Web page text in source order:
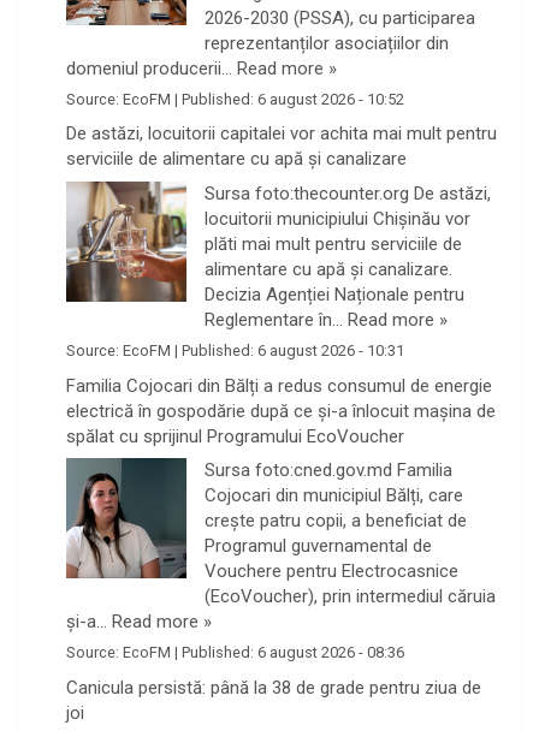
2026-2030 (PSSA), cu participarea
reprezentanților asociațiilor din
domeniul producerii… Read more »
Source: EcoFM | Published: 6 august 2026 - 10:52
De astăzi, locuitorii capitalei vor achita mai mult pentru
serviciile de alimentare cu apă și canalizare
Sursa foto:thecounter.org De astăzi,
locuitorii municipiului Chișinău vor
plăti mai mult pentru serviciile de
alimentare cu apă și canalizare.
Decizia Agenției Naționale pentru
Reglementare în… Read more »
Source: EcoFM | Published: 6 august 2026 - 10:31
Familia Cojocari din Bălți a redus consumul de energie
electrică în gospodărie după ce și-a înlocuit mașina de
spălat cu sprijinul Programului EcoVoucher
Sursa foto:cned.gov.md Familia
Cojocari din municipiul Bălți, care
crește patru copii, a beneficiat de
Programul guvernamental de
Vouchere pentru Electrocasnice
(EcoVoucher), prin intermediul căruia
și-a… Read more »
Source: EcoFM | Published: 6 august 2026 - 08:36
Canicula persistă: până la 38 de grade pentru ziua de
joi